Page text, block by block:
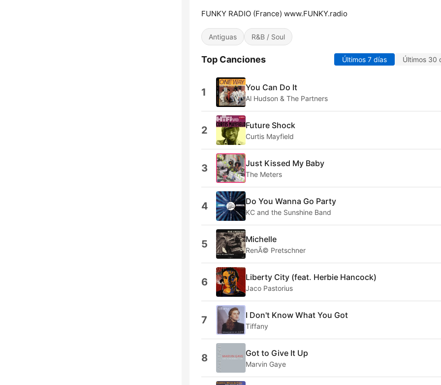
FUNKY RADIO (France) www.FUNKY.radio
Antiguas R&B / Soul
Top Canciones Últimos 7 días Últimos 30
1 You Can Do It
Al Hudson & The Partners
2 Future Shock
Curtis Mayfield
3 Just Kissed My Baby
The Meters
4 Do You Wanna Go Party
KC and the Sunshine Band
5 Michelle
RenÃ© Pretschner
6 Liberty City (feat. Herbie Hancock)
Jaco Pastorius
7 I Don't Know What You Got
Tiffany
8 Got to Give It Up
Marvin Gaye